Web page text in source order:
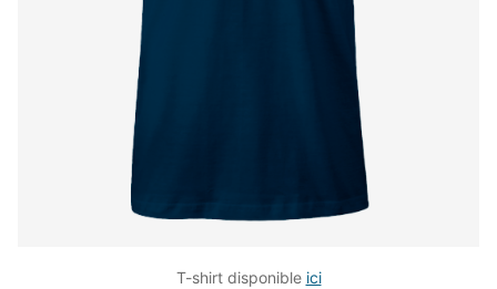
T-shirt disponible ici